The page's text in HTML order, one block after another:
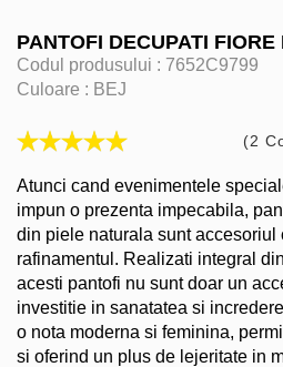
PANTOFI DECUPATI FIORE
Codul produsului : 7652C9799
Culoare : BEJ
(2
Atunci cand evenimentele
impun o prezenta impecabila,
din piele naturala sunt accesoriul
rafinamentul. Realizati integral
acesti pantofi nu sunt doar un
investitie in sanatatea si
o nota moderna si feminina,
si oferind un plus de lejeritate in